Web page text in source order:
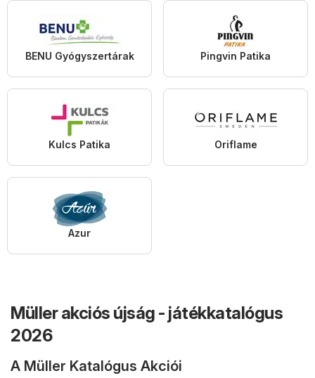
BENU Gyógyszertárak Pingvin Patika
Kulcs Patika Oriflame
Azur
Müller akciós újság - játékkatalógus
2026
A Müller Katalógus Akciói